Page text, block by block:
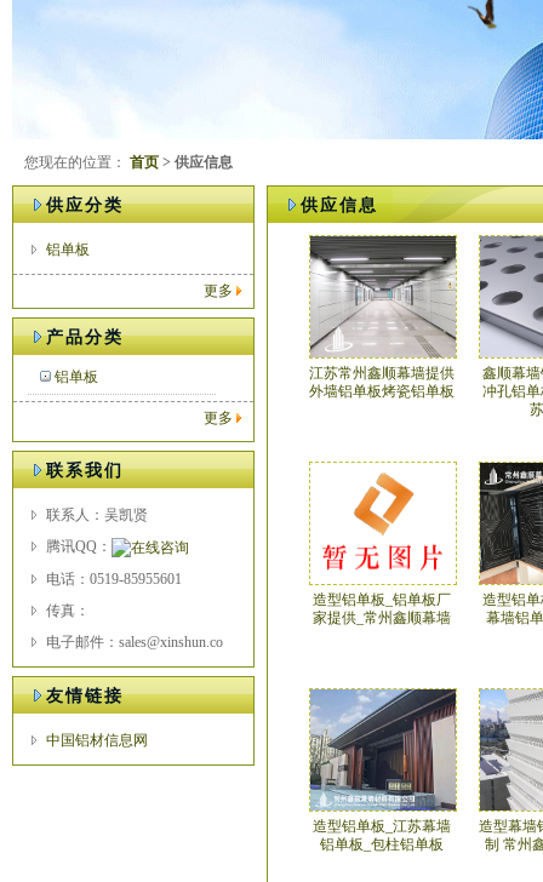
您现在的位置： 首页 > 供应信息
供应分类
铝单板
更多
产品分类
铝单板
更多
联系我们
联系人：吴凯贤
腾讯QQ：
电话：0519-85955601
传真：
电子邮件：sales@xinshun.co
友情链接
中国铝材信息网
供应信息
江苏常州鑫顺幕墙提供
外墙铝单板烤瓷铝单板
鑫顺幕
冲孔铝
造型铝单板_铝单板厂
家提供_常州鑫顺幕墙
造型铝
幕墙铝
造型铝单板_江苏幕墙
铝单板_包柱铝单板
造型幕墙
制 常州